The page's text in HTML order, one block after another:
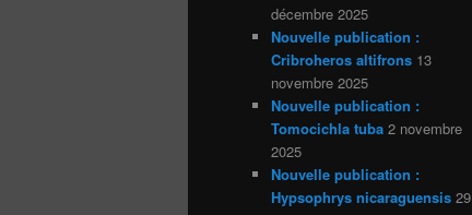
décembre 2025
Nouvelle publication :
Cribroheros altifrons 13
novembre 2025
Nouvelle publication :
Tomocichla tuba 2 novembre
2025
Nouvelle publication :
Hypsophrys nicaraguensis 29